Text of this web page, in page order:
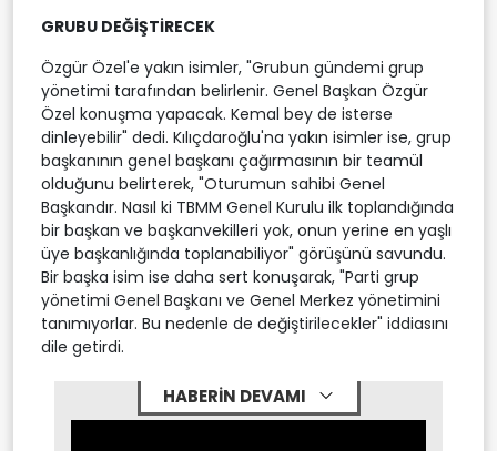
GRUBU DEĞİŞTİRECEK
Özgür Özel'e yakın isimler, "Grubun gündemi grup
yönetimi tarafından belirlenir. Genel Başkan Özgür
Özel konuşma yapacak. Kemal bey de isterse
dinleyebilir" dedi. Kılıçdaroğlu'na yakın isimler ise, grup
başkanının genel başkanı çağırmasının bir teamül
olduğunu belirterek, "Oturumun sahibi Genel
Başkandır. Nasıl ki TBMM Genel Kurulu ilk toplandığında
bir başkan ve başkanvekilleri yok, onun yerine en yaşlı
üye başkanlığında toplanabiliyor" görüşünü savundu.
Bir başka isim ise daha sert konuşarak, "Parti grup
yönetimi Genel Başkanı ve Genel Merkez yönetimini
tanımıyorlar. Bu nedenle de değiştirilecekler" iddiasını
dile getirdi.
HABERİN DEVAMI